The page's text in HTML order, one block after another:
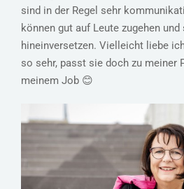
sind in der Regel sehr
können gut auf Leute zugehen
hineinversetzen. Vielleicht liebe
so sehr, passt sie doch zu meiner
meinem Job 😊